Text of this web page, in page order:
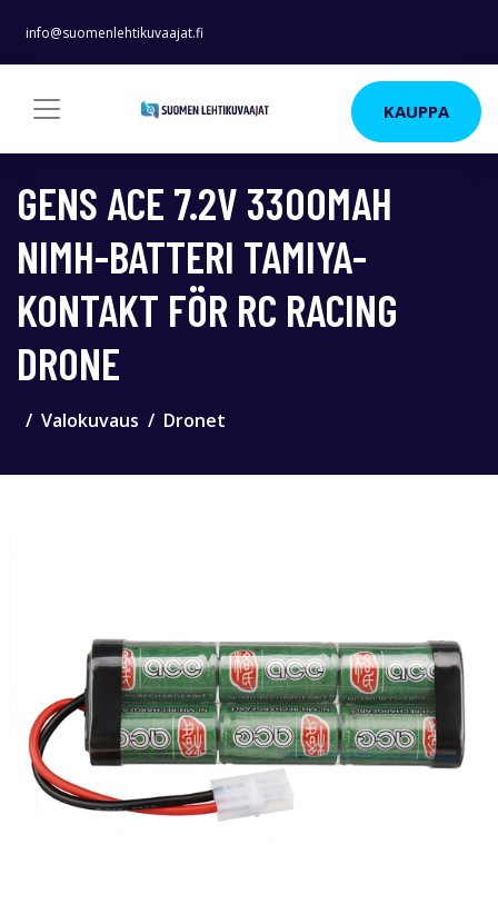
info@suomenlehtikuvaajat.fi
KAUPPA
GENS ACE 7.2V 3300MAH
NIMH-BATTERI TAMIYA-
KONTAKT FÖR RC RACING
DRONE
Valokuvaus Dronet